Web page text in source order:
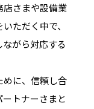
店さまや設備業
ただく中で、
がら対応する
めに、信頼し合
トナーさまと